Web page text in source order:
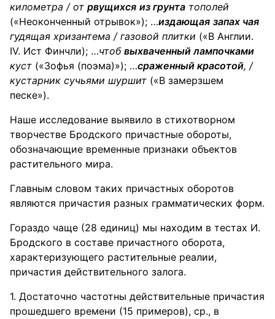
километра / от рвущихся из грунта тополей
(«Неоконченный отрывок»); …издающая запах чая
гудящая хризантема / газовой плитки («В Англии.
IV. Ист Финчли); …чтоб выхваченный лампочками
куст («Зофья (поэма)»); …сраженный красотой, /
кустарник сучьями шуршит («В замерзшем
песке»).
Наше исследование выявило в стихотворном
творчестве Бродского причастные обороты,
обозначающие временные признаки объектов
растительного мира.
Главным словом таких причастных оборотов
являются причастия разных грамматических форм.
Гораздо чаще (28 единиц) мы находим в тестах И.
Бродского в составе причастного оборота,
характеризующего растительные реалии,
причастия действительного залога.
1. Достаточно частотны действительные причастия
прошедшего времени (15 примеров), ср., в